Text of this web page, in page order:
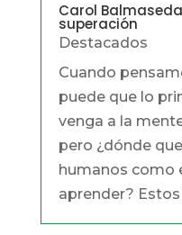
Carol
superación
Destacados
Cuando
puede que lo
venga a la
pero ¿dónde
humanos como
aprender?